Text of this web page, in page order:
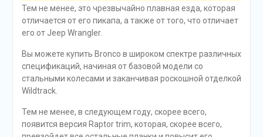
Тем не менее, это чрезвычайно плавная езда, которая
отличается от его пикапа, а также от того, что отличает
его от Jeep Wrangler.
Вы можете купить Bronco в широком спектре различных
спецификаций, начиная от базовой модели со
стальными колесами и заканчивая роскошной отделкой
Wildtrack.
Тем не менее, в следующем году, скорее всего,
появится версия Raptor trim, которая, скорее всего,